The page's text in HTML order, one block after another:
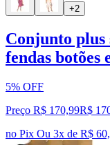
+2
Conjunto plus
fendas botões
5% OFF
Preço R$ 170,99R$
no Pix Ou 3x de R$